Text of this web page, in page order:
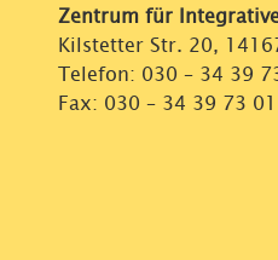
Zentrum für
Kilstetter Str. 20,
Telefon: 030 – 34 39
Fax: 030 – 34 39 73 01